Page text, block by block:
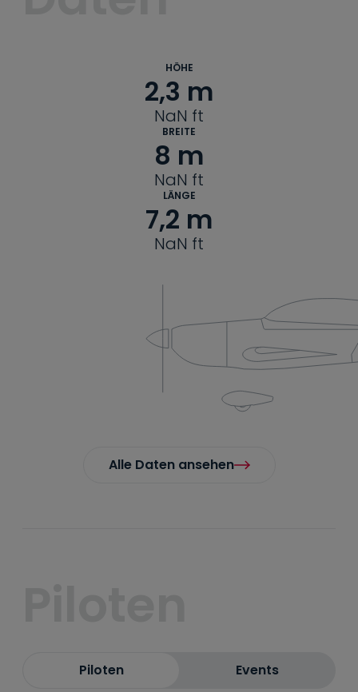
HÖHE
2,3
NaN ft
BREITE
8
NaN ft
LÄNGE
7,2
NaN ft
Alle Daten ansehen
Piloten Events